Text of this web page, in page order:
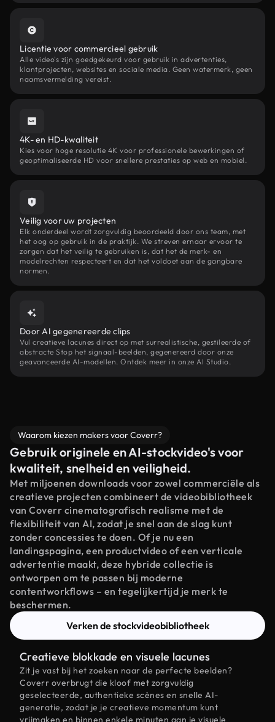
Licentie voor commercieel gebruik
Alle video's zijn goedgekeurd voor gebruik in advertenties,
klantprojecten, websites en sociale media. Geen watermerk, geen
naamsvermelding vereist.
4K- en HD-kwaliteit
Kies voor hoge resolutie 4K voor professionele bewerkingen of
geoptimaliseerde HD voor snellere prestaties op web en mobiel.
Veilig voor uw projecten
Elk onderdeel wordt zorgvuldig beoordeeld door ons team, met
het oog op gebruik in de praktijk. We streven ernaar ervoor te
zorgen dat het veilig te gebruiken is, dat het de merk- en
modelrechten respecteert en dat het voldoet aan de gangbare
normen.
Door AI gegenereerde clips
Vul creatieve lacunes direct op met surrealistische, gestileerde of
abstracte Stop het signaal-beelden, gegenereerd door onze
geavanceerde AI-modellen. Ontdek meer in onze AI Studio.
Waarom kiezen makers voor Coverr?
Gebruik originele en AI-stockvideo's voor
kwaliteit, snelheid en veiligheid.
Met miljoenen downloads voor zowel commerciële als
creatieve projecten combineert de videobibliotheek
van Coverr cinematografisch realisme met de
flexibiliteit van AI, zodat je snel aan de slag kunt
zonder concessies te doen. Of je nu een
landingspagina, een productvideo of een verticale
advertentie maakt, deze hybride collectie is
ontworpen om te passen bij moderne
contentworkflows – en tegelijkertijd je merk te
beschermen.
Verken de stockvideobibliotheek
Creatieve blokkade en visuele lacunes
Zit je vast bij het zoeken naar de perfecte beelden?
Coverr overbrugt die kloof met zorgvuldig
geselecteerde, authentieke scènes en snelle AI-
generatie, zodat je je creatieve momentum kunt
vrijmaken en binnen enkele minuten aan je visuele